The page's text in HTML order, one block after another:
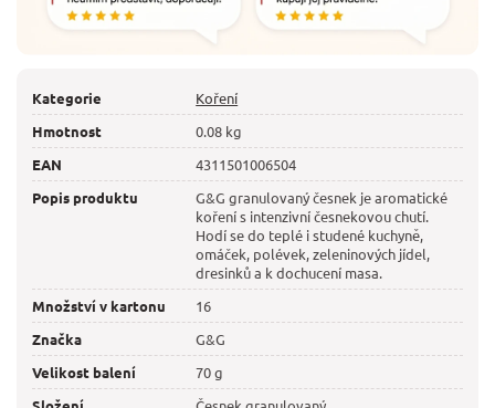
Kategorie
Koření
Hmotnost
0.08 kg
EAN
4311501006504
Popis produktu
G&G granulovaný česnek je aromatické
koření s intenzivní česnekovou chutí.
Hodí se do teplé i studené kuchyně,
omáček, polévek, zeleninových jídel,
dresinků a k dochucení masa.
Množství v kartonu
16
Značka
G&G
Velikost balení
70 g